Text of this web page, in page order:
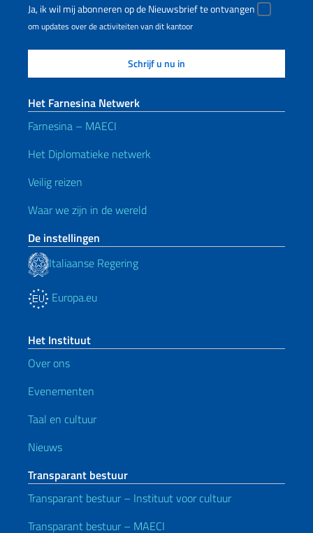
Ja, ik wil mij abonneren op de Nieuwsbrief te ontvangen
om updates over de activiteiten van dit kantoor
Het Farnesina Netwerk
Farnesina – MAECI
Het Diplomatieke netwerk
Veilig reizen
Waar we zijn in de wereld
De instellingen
Italiaanse Regering
Europa.eu
Het Instituut
Over ons
Evenementen
Taal en cultuur
Nieuws
Transparant bestuur
Transparant bestuur – Instituut voor cultuur
Transparant bestuur – MAECI